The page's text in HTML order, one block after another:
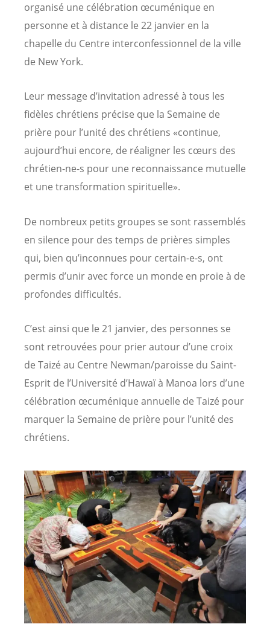
organisé une célébration œcuménique en
personne et à distance le 22 janvier en la
chapelle du Centre interconfessionnel de la ville
de New York.
Leur message d’invitation adressé à tous les
fidèles chrétiens précise que la Semaine de
prière pour l’unité des chrétiens «continue,
aujourd’hui encore, de réaligner les cœurs des
chrétien-ne-s pour une reconnaissance mutuelle
et une transformation spirituelle».
De nombreux petits groupes se sont rassemblés
en silence pour des temps de prières simples
qui, bien qu’inconnues pour certain-e-s, ont
permis d’unir avec force un monde en proie à de
profondes difficultés.
C’est ainsi que le 21 janvier, des personnes se
sont retrouvées pour prier autour d’une croix
de Taizé au Centre Newman/paroisse du Saint-
Esprit de l’Université d’Hawaï à Manoa lors d’une
célébration œcuménique annuelle de Taizé pour
marquer la Semaine de prière pour l’unité des
chrétiens.
Image